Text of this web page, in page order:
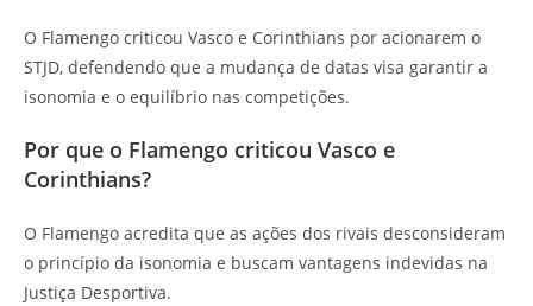
O Flamengo criticou Vasco e Corinthians por acionarem o
STJD, defendendo que a mudança de datas visa garantir a
isonomia e o equilíbrio nas competições.
Por que o Flamengo criticou Vasco e
Corinthians?
O Flamengo acredita que as ações dos rivais desconsideram
o princípio da isonomia e buscam vantagens indevidas na
Justiça Desportiva.